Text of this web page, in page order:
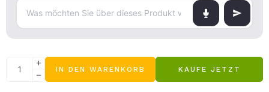
IN DEN WARENKORB KAUFE JETZT